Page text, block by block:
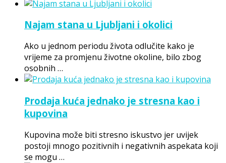
Najam stana u Ljubljani i okolici
Ako u jednom periodu života odlučite kako je
vrijeme za promjenu životne okoline, bilo zbog
osobnih …
Prodaja kuća jednako je stresna kao i
kupovina
Kupovina može biti stresno iskustvo jer uvijek
postoji mnogo pozitivnih i negativnih aspekata koji
se mogu …